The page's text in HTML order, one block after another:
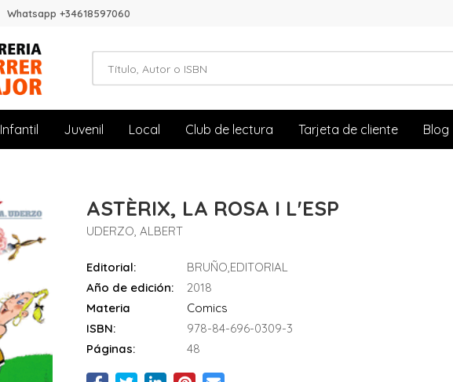
Whatsapp +34618597060
Infantil Juvenil Local Club de lectura Tarjeta de cliente Blog
ASTÈRIX, LA ROSA I L'ESP
UDERZO, ALBERT
Editorial:
BRUÑO,EDITORIAL
Año de edición:
2018
Materia
Comics
ISBN:
978-84-696-0309-3
Páginas:
48